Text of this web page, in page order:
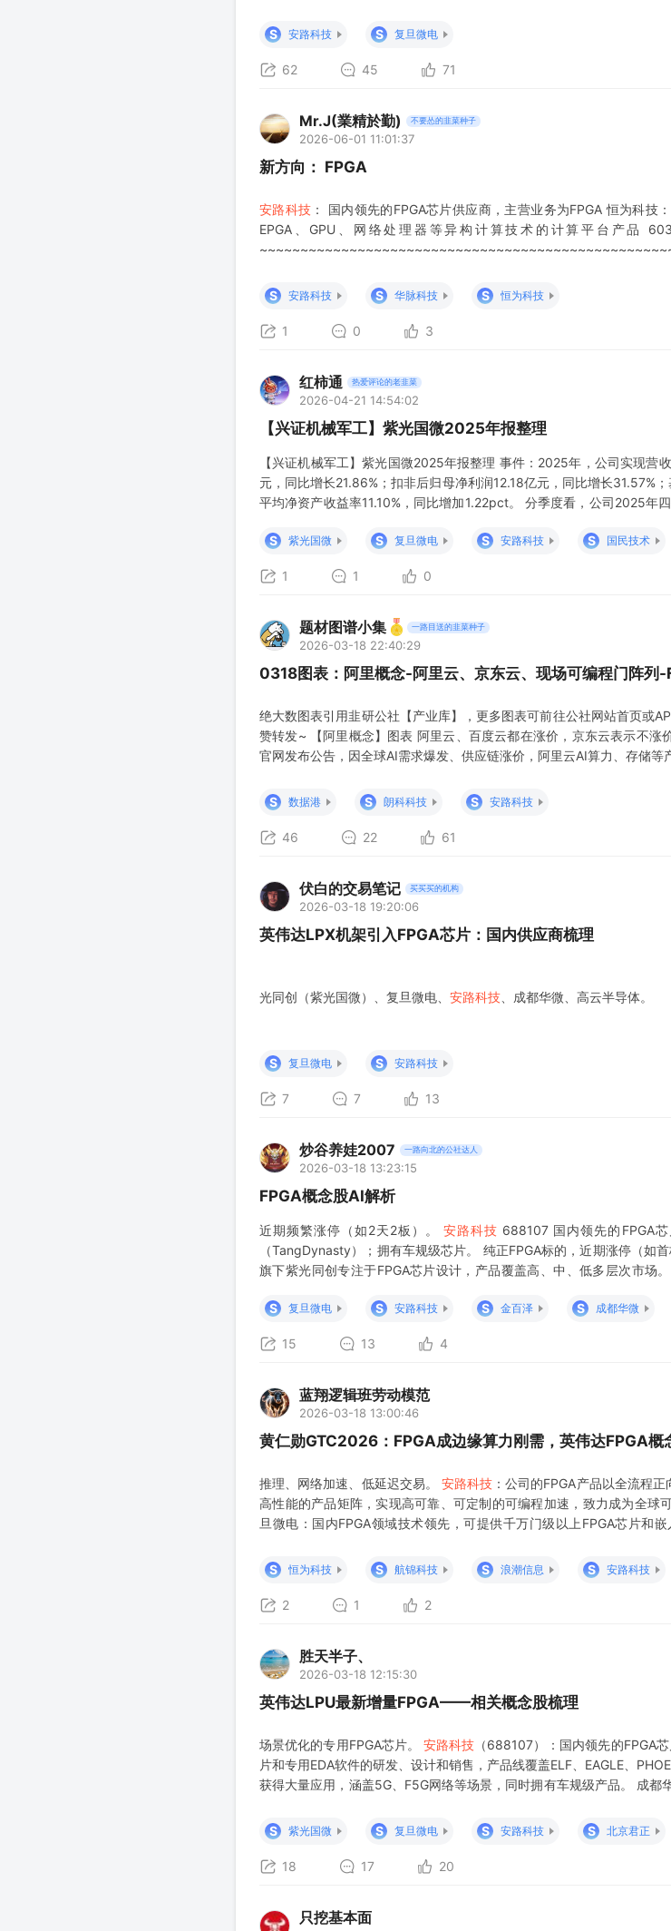
S
安路科技 S 复旦微电
62 45 71
Mr.J(業精於勤) 不要怂的韭菜种子
2026-06-01 11:01:37
新方向： FPGA
安路科技 ： 国内领先的FPGA芯片供应商，主营业务为FPGA 恒为科技
EPGA、GPU、网络处理器等异构计算技术的计算平台产品
S
安路科技 S 华脉科技 S 恒为科技
1 0 3
红柿通 热爱评论的老韭菜
2026-04-21 14:54:02
【兴证机械军工】紫光国微2025年报整理
【兴证机械军工】紫光国微2025年报整理 事件：2025年，公司实现营
元，同比增长21.86%；扣非后归母净利润12.18亿元，同比增长31.57%
平均净资产收益率11.10%，同比增加1.22pct。 分季度看，公司2025年
S
紫光国微 S 复旦微电 S 安路科技 S 国民技术
1 1 0
题材图谱小集 一路目送的韭菜种子
2026-03-18 22:40:29
0318图表：阿里概念-阿里云、京东云、现场可编程门阵列
绝大数图表引用韭研公社【产业库】，更多图表可前往公社网站首页或
赞转发~ 【阿里概念】图表 阿里云、百度云都在涨价，京东云表示不涨
官网发布公告，因全球AI需求爆发、供应链涨价，阿里云AI算力、存储等
FPGA】图表 据网传纪要(未查证)，英伟达GTC 2026发布Groq 3 LPX机
S 数据港 S 朗科科技 S 安路科技
46 22 61
伏白的交易笔记 买买买的机构
2026-03-18 19:20:06
英伟达LPX机架引入FPGA芯片：国内供应商梳理
光同创（紫光国微）、复旦微电、 安路科技 、成都华微、高云半导体。
S 复旦微电 S 安路科技
7 7 13
炒谷养娃2007 一路向北的公社达人
2026-03-18 13:23:15
FPGA概念股AI解析
近期频繁涨停（如2天2板）。 安路科技 688107 国内领先的FPGA
（TangDynasty）；拥有车规级芯片。 纯正FPGA标的，近期涨停（如
旗下紫光同创专注于FPGA芯片设计，产品覆盖高、中、低多层次市场
S
复旦微电 S 安路科技 S 金百泽 S 成都华微
15 13 4
蓝翔逻辑班劳动模范
2026-03-18 13:00:46
黄仁勋GTC2026：FPGA成边缘算力刚需，英伟达FPGA概
推理、网络加速、低延迟交易。 安路科技 ：公司的FPGA产品以全流程
高性能的产品矩阵，实现高可靠、可定制的可编程加速，致力成为全球
旦微电：国内FPGA领域技术领先，可提供千万门级以上FPGA芯片和
买卖参考，如有不妥请联系删改。
S 恒为科技 S 航锦科技 S 浪潮信息 S 安路科技
2 1 2
胜天半子、
2026-03-18 12:15:30
英伟达LPU最新增量FPGA——相关概念股梳理
场景优化的专用FPGA芯片。 安路科技 （688107）：国内领先的FPGA
片和专用EDA软件的研发、设计和销售，产品线覆盖ELF、EAGLE、
获得大量应用，涵盖5G、F5G网络等场景，同时拥有车规级产品。 成都
路，深耕
S 紫光国微 S 复旦微电 S 安路科技 S 北京君正
18 17 20
只挖基本面